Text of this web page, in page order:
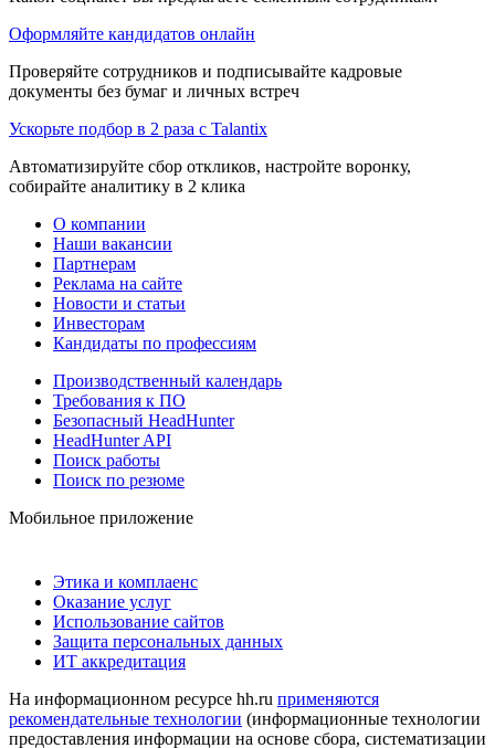
Оформляйте кандидатов онлайн
Проверяйте сотрудников и подписывайте кадровые
документы без бумаг и личных встреч
Ускорьте подбор в 2 раза с Talantix
Автоматизируйте сбор откликов, настройте воронку,
собирайте аналитику в 2 клика
О компании
Наши вакансии
Партнерам
Реклама на сайте
Новости и статьи
Инвесторам
Кандидаты по профессиям
Производственный календарь
Требования к ПО
Безопасный HeadHunter
HeadHunter API
Поиск работы
Поиск по резюме
Мобильное приложение
Этика и комплаенс
Оказание услуг
Использование сайтов
Защита персональных данных
ИТ аккредитация
На информационном ресурсе hh.ru применяются
рекомендательные технологии (информационные технологии
предоставления информации на основе сбора, систематизации